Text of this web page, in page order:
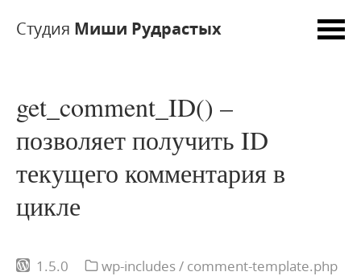
Студия Миши Рудрастых
get_comment_ID() –
позволяет получить ID
текущего комментария в
цикле
1.5.0
wp-includes / comment-template.php